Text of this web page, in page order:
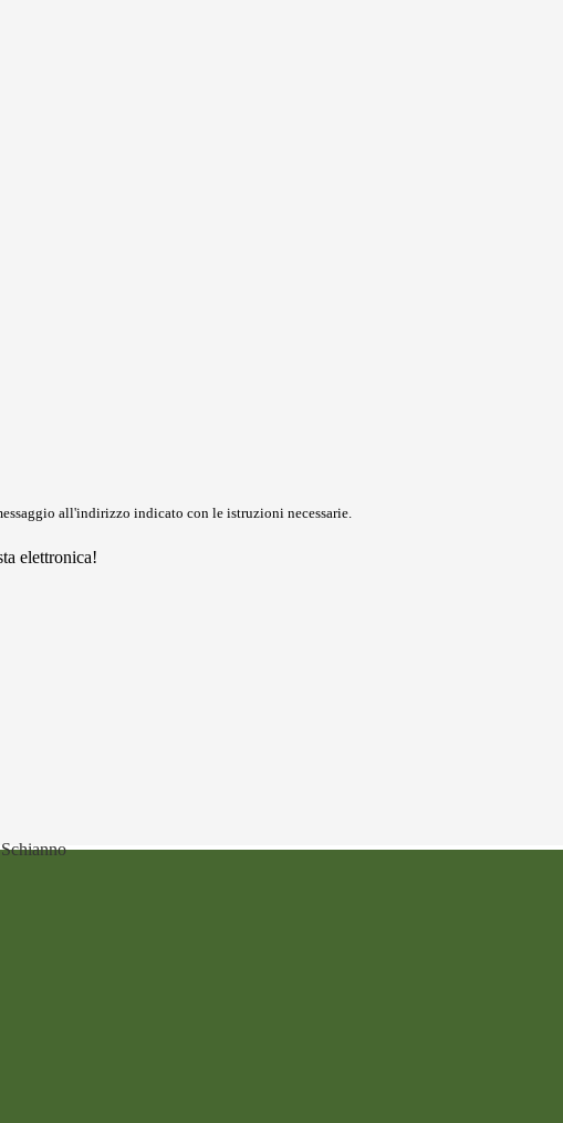
all'indirizzo indicato con le istruzioni necessarie.
elettronica!